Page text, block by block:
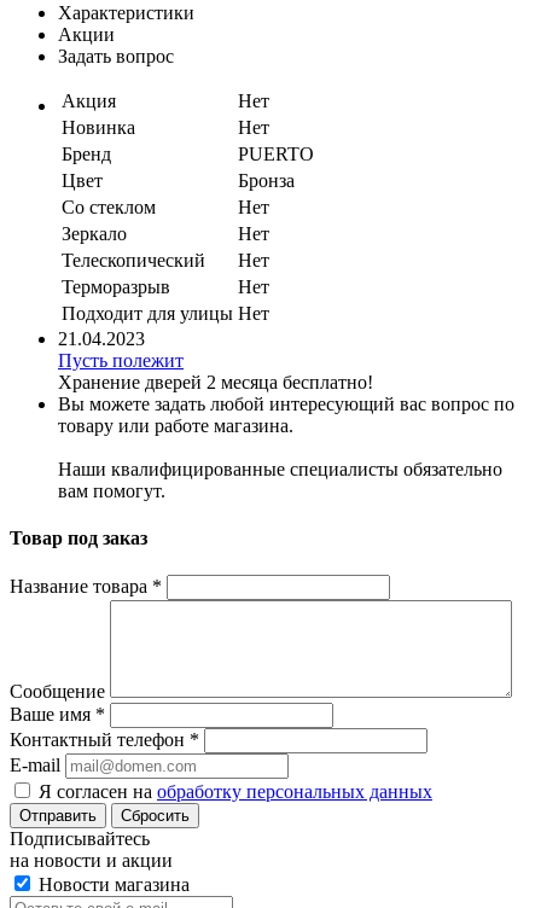
Характеристики
Акции
Задать вопрос
Акция
Нет
Новинка
Нет
Бренд
PUERTO
Цвет
Бронза
Со стеклом
Нет
Зеркало
Нет
Телескопический
Нет
Терморазрыв
Нет
Подходит для улицы Нет
21.04.2023
Пусть полежит
Хранение дверей 2 месяца бесплатно!
Вы можете задать любой интересующий вас вопрос по
товару или работе магазина.
Наши квалифицированные специалисты обязательно
вам помогут.
Товар под заказ
Название товара *
Сообщение
Ваше имя *
Контактный телефон *
E-mail
Я согласен на обработку персональных данных
Сбросить
Подписывайтесь
на новости и акции
Новости магазина